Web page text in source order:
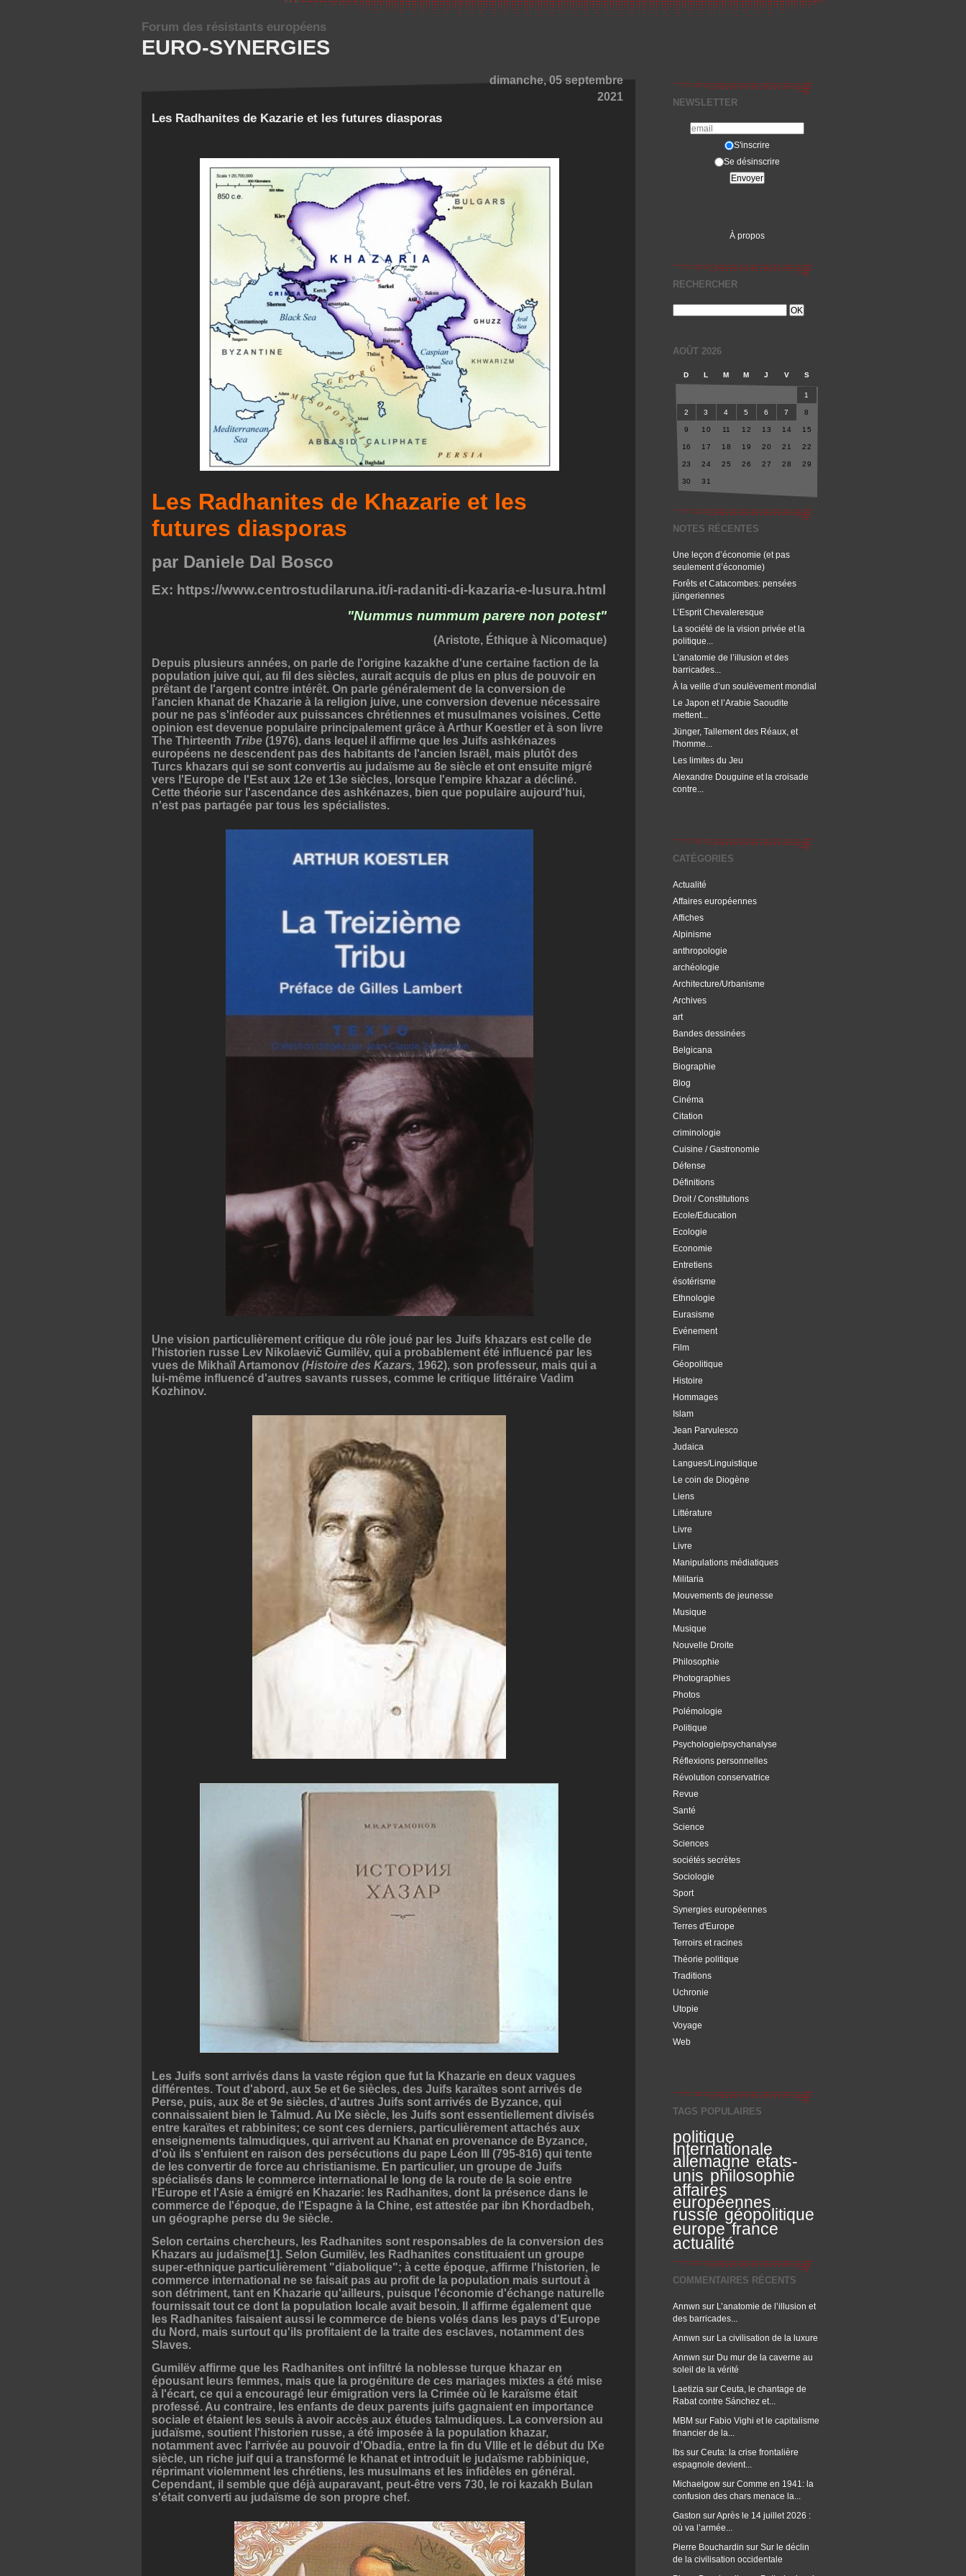
EURO-SYNERGIES
Forum des résistants européens
NEWSLETTER
S'inscrire
Se désinscrire
À propos
RECHERCHER
AOÛT 2026
D L M M J V S
1
2 3 4 5 6 7 8
9 10 11 12 13 14 15
16 17 18 19 20 21 22
23 24 25 26 27 28 29
30 31
NOTES RÉCENTES
Une leçon d’économie (et pas
seulement d’économie)
Forêts et Catacombes: pensées
jüngeriennes
L’Esprit Chevaleresque
La société de la vision privée et la
politique...
L’anatomie de l’illusion et des
barricades...
À la veille d’un soulèvement mondial
Le Japon et l’Arabie Saoudite
mettent...
Jünger, Tallement des Réaux, et
l'homme...
Les limites du Jeu
Alexandre Douguine et la croisade
contre...
CATÉGORIES
Actualité
Affaires européennes
Affiches
Alpinisme
anthropologie
archéologie
Architecture/Urbanisme
Archives
art
Bandes dessinées
Belgicana
Biographie
Blog
Cinéma
Citation
criminologie
Cuisine / Gastronomie
Défense
Définitions
Droit / Constitutions
Ecole/Education
Ecologie
Economie
Entretiens
ésotérisme
Ethnologie
Eurasisme
Evénement
Film
Géopolitique
Histoire
Hommages
Islam
Jean Parvulesco
Judaica
Langues/Linguistique
Le coin de Diogène
Liens
Littérature
Livre
Livre
Manipulations médiatiques
Militaria
Mouvements de jeunesse
Musique
Musique
Nouvelle Droite
Philosophie
Photographies
Photos
Polémologie
Politique
Psychologie/psychanalyse
Réflexions personnelles
Révolution conservatrice
Revue
Santé
Science
Sciences
sociétés secrètes
Sociologie
Sport
Synergies européennes
Terres d'Europe
Terroirs et racines
Théorie politique
Traditions
Uchronie
Utopie
Voyage
Web
TAGS POPULAIRES
politique
internationale
allemagne etats-
unis philosophie
affaires
européennes
russie géopolitique
europe france
actualité
COMMENTAIRES RÉCENTS
Annwn sur L’anatomie de l’illusion et
des barricades...
Annwn sur La civilisation de la luxure
Annwn sur Du mur de la caverne au
soleil de la vérité
Laetizia sur Ceuta, le chantage de
Rabat contre Sánchez et...
MBM sur Fabio Vighi et le capitalisme
financier de la...
lbs sur Ceuta: la crise frontalière
espagnole devient...
Michaelgow sur Comme en 1941: la
confusion des chars menace la...
Gaston surAprès le 14 juillet 2026 :
où va l’armée...
Pierre Bouchardin sur Sur le déclin
de la civilisation occidentale
dimanche, 05 septembre
2021
Les Radhanites de Kazarie et les futures diasporas
Les Radhanites de Khazarie et les
futures diasporas
par Daniele Dal Bosco
Ex: https://www.centrostudilaruna.it/i-radaniti-di-kazaria-e-lusura.html
"Nummus nummum parere non potest"
(Aristote, Éthique à Nicomaque)
Depuis plusieurs années, on parle de l'origine kazakhe d'une certaine faction de la
population juive qui, au fil des siècles, aurait acquis de plus en plus de pouvoir en
prêtant de l'argent contre intérêt. On parle généralement de la conversion de
l'ancien khanat de Khazarie à la religion juive, une conversion devenue nécessaire
pour ne pas s'inféoder aux puissances chrétiennes et musulmanes voisines. Cette
opinion est devenue populaire principalement grâce à Arthur Koestler et à son livre
The Thirteenth Tribe (1976), dans lequel il affirme que les Juifs ashkénazes
européens ne descendent pas des habitants de l'ancien Israël, mais plutôt des
Turcs khazars qui se sont convertis au judaïsme au 8e siècle et ont ensuite migré
vers l'Europe de l'Est aux 12e et 13e siècles, lorsque l'empire khazar a décliné.
Cette théorie sur l'ascendance des ashkénazes, bien que populaire aujourd'hui,
n'est pas partagée par tous les spécialistes.
Une vision particulièrement critique du rôle joué par les Juifs khazars est celle de
l'historien russe Lev Nikolaevič Gumilëv, qui a probablement été influencé par les
vues de Mikhaïl Artamonov (Histoire des Kazars, 1962), son professeur, mais qui a
lui-même influencé d'autres savants russes, comme le critique littéraire Vadim
Kozhinov.
Les Juifs sont arrivés dans la vaste région que fut la Khazarie en deux vagues
différentes. Tout d'abord, aux 5e et 6e siècles, des Juifs karaïtes sont arrivés de
Perse, puis, aux 8e et 9e siècles, d'autres Juifs sont arrivés de Byzance, qui
connaissaient bien le Talmud. Au IXe siècle, les Juifs sont essentiellement divisés
entre karaïtes et rabbinites; ce sont ces derniers, particulièrement attachés aux
enseignements talmudiques, qui arrivent au Khanat en provenance de Byzance,
d'où ils s'enfuient en raison des persécutions du pape Léon III (795-816) qui tente
de les convertir de force au christianisme. En particulier, un groupe de Juifs
spécialisés dans le commerce international le long de la route de la soie entre
l'Europe et l'Asie a émigré en Khazarie: les Radhanites, dont la présence dans le
commerce de l'époque, de l'Espagne à la Chine, est attestée par ibn Khordadbeh,
un géographe perse du 9e siècle.
Selon certains chercheurs, les Radhanites sont responsables de la conversion des
Khazars au judaïsme[1]. Selon Gumilëv, les Radhanites constituaient un groupe
super-ethnique particulièrement "diabolique"; à cette époque, affirme l'historien, le
commerce international ne se faisait pas au profit de la population mais surtout à
son détriment, tant en Khazarie qu'ailleurs, puisque l'économie d'échange naturelle
fournissait tout ce dont la population locale avait besoin. Il affirme également que
les Radhanites faisaient aussi le commerce de biens volés dans les pays d'Europe
du Nord, mais surtout qu'ils profitaient de la traite des esclaves, notamment des
Slaves.
Gumilëv affirme que les Radhanites ont infiltré la noblesse turque khazar en
épousant leurs femmes, mais que la progéniture de ces mariages mixtes a été mise
à l'écart, ce qui a encouragé leur émigration vers la Crimée où le karaïsme était
professé. Au contraire, les enfants de deux parents juifs gagnaient en importance
sociale et étaient les seuls à avoir accès aux études talmudiques. La conversion au
judaïsme, soutient l'historien russe, a été imposée à la population khazar,
notamment avec l'arrivée au pouvoir d'Obadia, entre la fin du VIIIe et le début du IXe
siècle, un riche juif qui a transformé le khanat et introduit le judaïsme rabbinique,
réprimant violemment les chrétiens, les musulmans et les infidèles en général.
Cependant, il semble que déjà auparavant, peut-être vers 730, le roi kazakh Bulan
s'était converti au judaïsme de son propre chef.